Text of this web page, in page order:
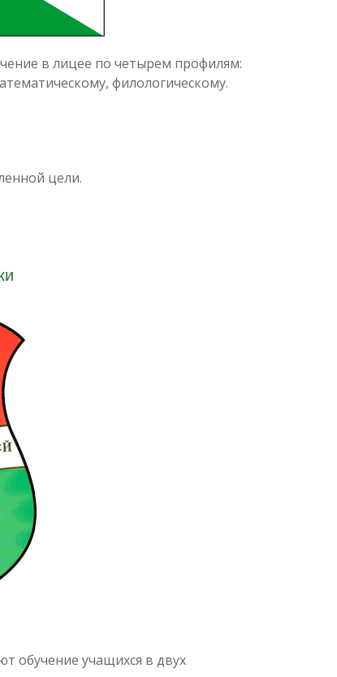
в лицее по четырем профилям:
филологическому.
цели.
обучение учащихся в двух